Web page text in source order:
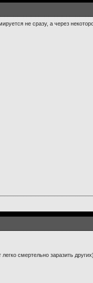
не сразу, а через
смертельно заразить